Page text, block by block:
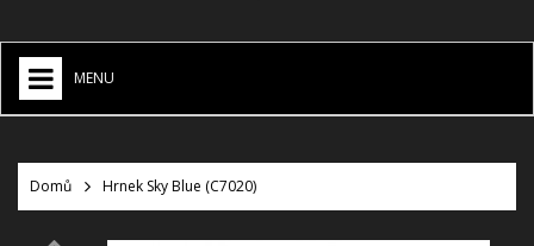
MENU
VÁNOCE
Domů Hrnek Sky Blue (C7020)